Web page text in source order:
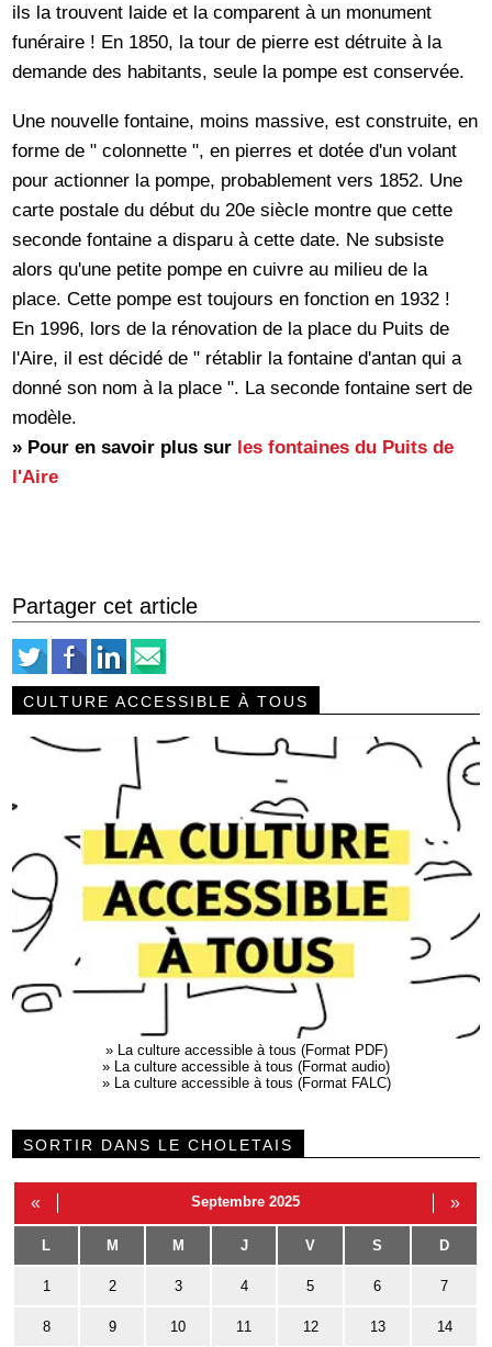
ils la trouvent laide et la comparent à un monument
funéraire ! En 1850, la tour de pierre est détruite à la
demande des habitants, seule la pompe est conservée.
Une nouvelle fontaine, moins massive, est construite, en
forme de " colonnette ", en pierres et dotée d'un volant
pour actionner la pompe, probablement vers 1852. Une
carte postale du début du 20e siècle montre que cette
seconde fontaine a disparu à cette date. Ne subsiste
alors qu'une petite pompe en cuivre au milieu de la
place. Cette pompe est toujours en fonction en 1932 !
En 1996, lors de la rénovation de la place du Puits de
l'Aire, il est décidé de " rétablir la fontaine d'antan qui a
donné son nom à la place ". La seconde fontaine sert de
modèle.
» Pour en savoir plus sur les fontaines du Puits de
l'Aire
Partager cet article
CULTURE ACCESSIBLE À TOUS
» La culture accessible à tous (Format PDF)
» La culture accessible à tous (Format audio)
» La culture accessible à tous (Format FALC)
SORTIR DANS LE CHOLETAIS
« Septembre 2025 »
L M M J V S D
1 2 3 4 5 6 7
8 9 10 11 12 13 14